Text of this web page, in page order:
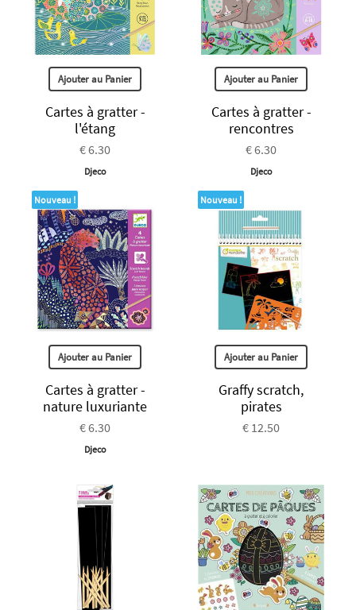
Ajouter au Panier
Cartes à gratter -
l'étang
€ 6.30
Djeco
Ajouter au Panier
Cartes à gratter -
rencontres
€ 6.30
Djeco
Nouveau !
Ajouter au Panier
Cartes à gratter -
nature luxuriante
€ 6.30
Djeco
Nouveau !
Ajouter au Panier
Graffy scratch,
pirates
€ 12.50